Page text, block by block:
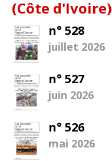
(Côte d'Ivoire)
n° 528
juillet 2026
n° 527
juin 2026
n° 526
mai 2026